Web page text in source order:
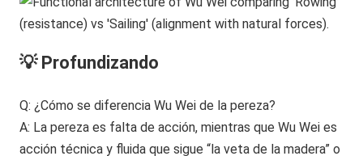
💡 Profundizando
Q: ¿Cómo se diferencia Wu Wei de la pereza?
A: La pereza es falta de acción, mientras que Wu Wei es
acción técnica y fluida que sigue “la veta de la madera” o